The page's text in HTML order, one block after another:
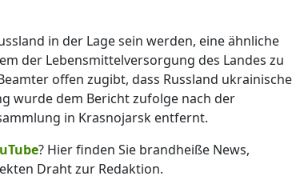
in der Lage sein werden, eine ähnliche
der Lebensmittelversorgung des Landes zu
offen zugibt, dass Russland ukrainische
wurde dem Bericht zufolge nach der
in Krasnojarsk entfernt.
? Hier finden Sie brandheiße News,
Draht zur Redaktion.